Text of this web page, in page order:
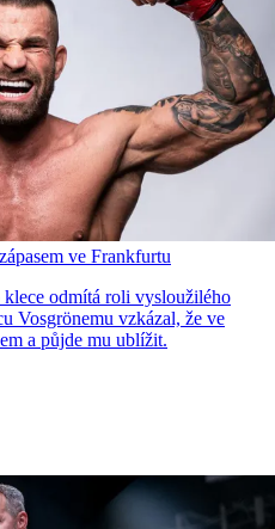
ve Frankfurtu
odmítá roli vysloužilého
Vosgrönemu vzkázal, že ve
a půjde mu ublížit.